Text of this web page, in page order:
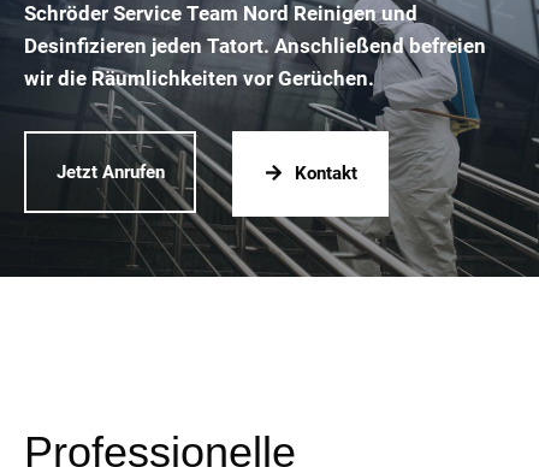
Schröder Service Team Nord Reinigen und
Desinfizieren jeden Tatort. Anschließend befreien
wir die Räumlichkeiten vor Gerüchen.
Jetzt Anrufen Kontakt
Professionelle